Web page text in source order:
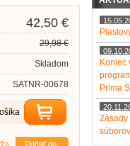
42,50 €
29,98 €
Skladom
SATNR-00678
Koniec
Prima